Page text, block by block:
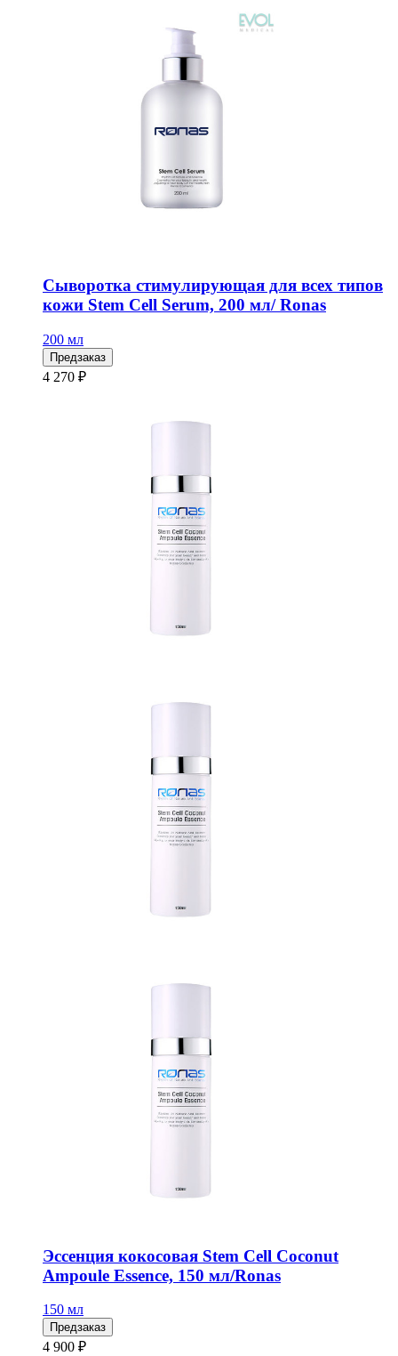
Сыворотка стимулирующая для всех типов
кожи Stem Cell Serum, 200 мл/ Ronas
200 мл
Предзаказ
4 270 ₽
Эссенция кокосовая Stem Cell Coconut
Ampoule Essence, 150 мл/Ronas
150 мл
Предзаказ
4 900 ₽